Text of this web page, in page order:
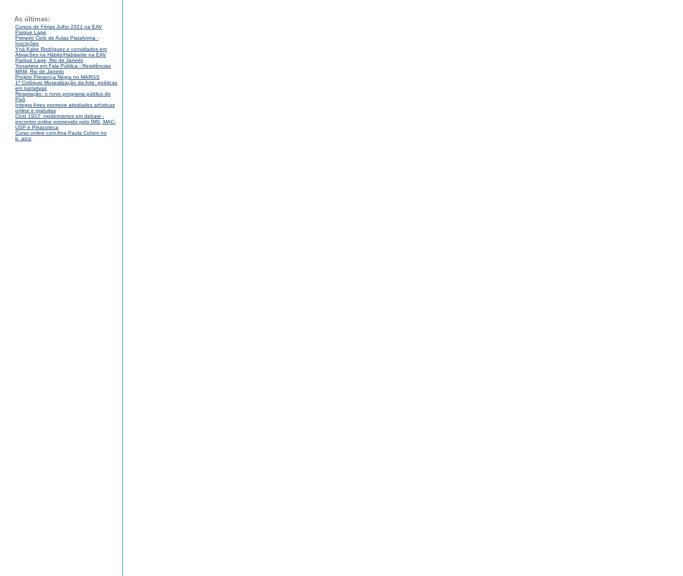
As últimas:
Cursos de Férias Julho 2021 na EAV
Parque Lage
Primeiro Ciclo de Aulas Plataforma -
Inscrições
Yná Kabe Rodríguez e convidados em
Ativações na Hábito/Habitante na EAV
Parque Lage, Rio de Janeiro
Yonamine em Fala Pública - Residências
MAM, Rio de Janeiro
Projeto Presença Negra no MARGS
1º Colóquio Musealização da Arte: poéticas
em narrativas
Respiração: o novo programa público do
Pivô
Integra Artes promove atividades artísticas
online e gratuitas
Ciclo 1922: modernismos em debate -
encontro online promovido pelo IMS, MAC-
USP e Pinacoteca
Curso online com Ana Paula Cohen no
b_arco